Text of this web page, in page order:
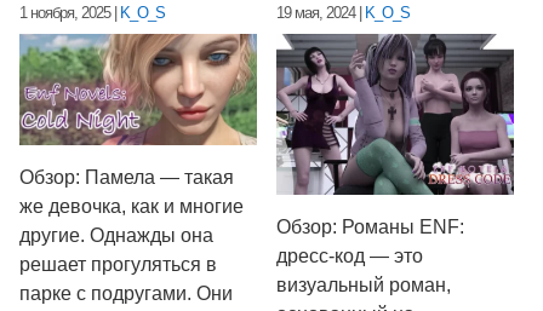
1 ноября, 2025| K_O_S
Обзор: Памела — такая
же девочка, как и многие
другие. Однажды она
решает прогуляться в
парке с подругами. Они
19 мая, 2024| K_O_S
Обзор: Романы ENF:
дресс-код — это
визуальный роман,